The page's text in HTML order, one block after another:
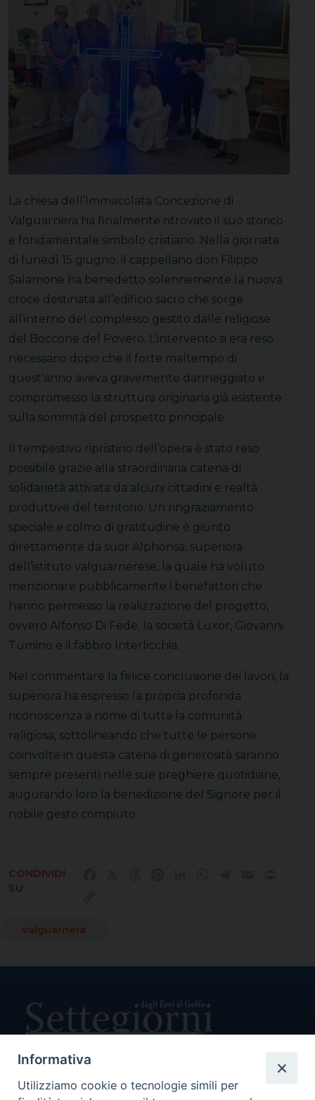
La chiesa dell’Immacolata Concezione di
Valguarnera ha finalmente ritrovato il suo storico
e fondamentale simbolo cristiano. Nella giornata
di lunedì 15 giugno, il cappellano don Filippo
Salamone ha benedetto solennemente la nuova
croce destinata all’edificio sacro che sorge
all’interno del complesso gestito dalle religiose
del Boccone del Povero. L’intervento si era reso
necessario dopo che il forte maltempo di
quest’anno aveva gravemente danneggiato e
compromesso la struttura originaria già esistente
sulla sommità del prospetto principale.
Il tempestivo ripristino dell’opera è stato reso
possibile grazie alla straordinaria catena di
solidarietà attivata da alcuni cittadini e realtà
produttive del territorio. Un ringraziamento
speciale e colmo di gratitudine è giunto
direttamente da suor Alphonsa, superiora
dell’istituto valguarnerese, la quale ha voluto
menzionare pubblicamente i benefattori che
hanno permesso la realizzazione del progetto,
ovvero Alfonso Di Fede, la società Luxor, Giovanni
Tumino e il fabbro Interlicchia.
Nel commentare la felice conclusione dei lavori, la
superiora ha espresso la propria profonda
riconoscenza a nome di tutta la comunità
religiosa, sottolineando che tutte le persone
coinvolte in questa catena di generosità saranno
sempre presenti nelle sue preghiere quotidiane,
augurando loro la benedizione del Signore per il
nobile gesto compiuto.
CONDIVIDI
SU
valguarnera
Direttore Responsabile Giuseppe Rabita
Informativa
Utilizziamo cookie o tecnologie simili per